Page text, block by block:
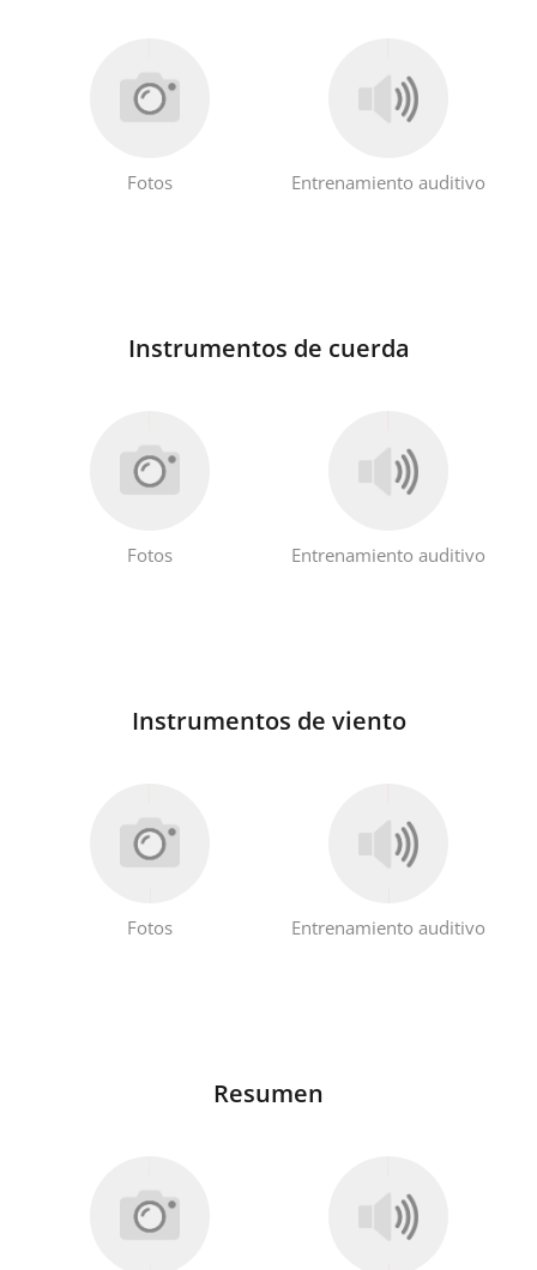
Fotos Entrenamiento auditivo
Instrumentos de cuerda
Fotos Entrenamiento auditivo
Instrumentos de viento
Fotos Entrenamiento auditivo
Resumen